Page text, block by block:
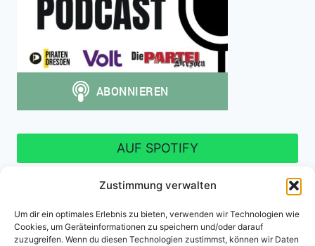
Zustimmung verwalten
Um dir ein optimales Erlebnis zu bieten, verwenden wir Technologien wie
Cookies, um Geräteinformationen zu speichern und/oder darauf
zuzugreifen. Wenn du diesen Technologien zustimmst, können wir Daten
AUF SPOTIFY
Impressum Datenschutzerklärung